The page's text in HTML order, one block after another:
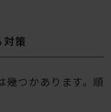
対策
幾つかあります。順